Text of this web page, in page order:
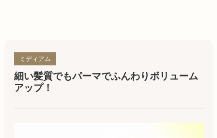
ミディアム
細い髪質でもパーマでふんわりボリューム
アップ！